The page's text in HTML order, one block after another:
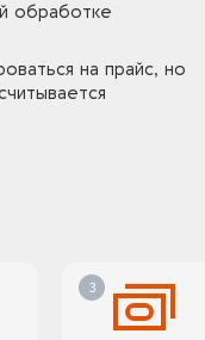
обработке
на прайс, но